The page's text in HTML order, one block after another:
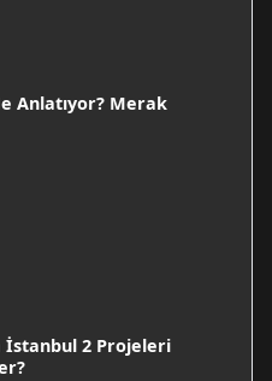
Anlatıyor? Merak
İstanbul 2 Projeleri